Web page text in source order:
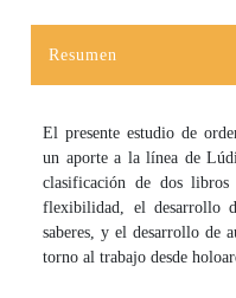
Resumen
El presente estudio de
un aporte a la línea de
clasificación de dos
flexibilidad, el de­sarrollo
saberes, y el desarrollo de
torno al trabajo desde